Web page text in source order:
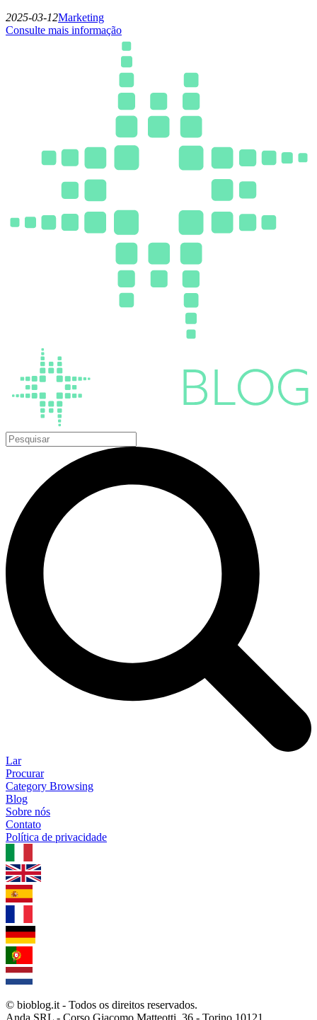
2025-03-12Marketing
Consulte mais informação
Lar
Procurar
Category Browsing
Blog
Sobre nós
Contato
Política de privacidade
© bioblog.it - Todos os direitos reservados.
Anda SRL - Corso Giacomo Matteotti, 36 - Torino 10121